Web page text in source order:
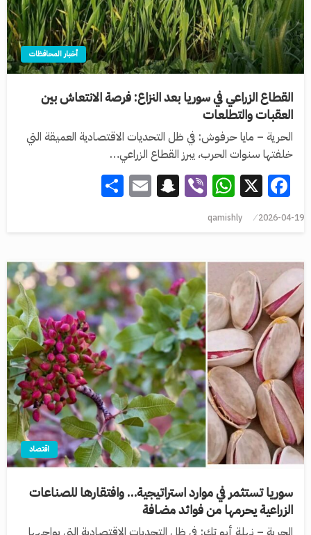
أخبار المحافظات
القطاع الزراعي في سوريا بعد النزاع: فرصة الانتعاش بين
العقبات والتطلعات
الحرية – مايا حرفوش: في ظل التحديات الاقتصادية العميقة التي
خلفتها سنوات الحرب، يبرز القطاع الزراعي…
Facebook
X
WhatsApp
Viber
Snapchat
Email
2026-04-19
qamishly
اقتصاد
سوريا تستثمر في موارد استراتيجية… وافتقارها للصناعات
الزراعية يحرمها من فوائد مضافة